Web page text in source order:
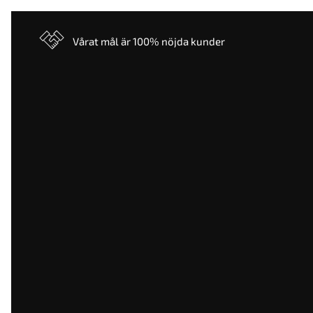
Vårat mål är 100% nöjda kunder